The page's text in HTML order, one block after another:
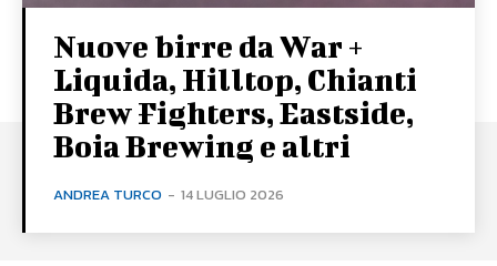
Nuove birre da War +
Liquida, Hilltop, Chianti
Brew Fighters, Eastside,
Boia Brewing e altri
ANDREA TURCO - 14 LUGLIO 2026